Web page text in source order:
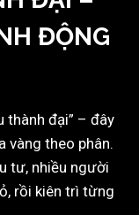
ĐỘNG
thành đại” – đây
vàng theo phân.
tư, nhiều người
rồi kiên trì từng